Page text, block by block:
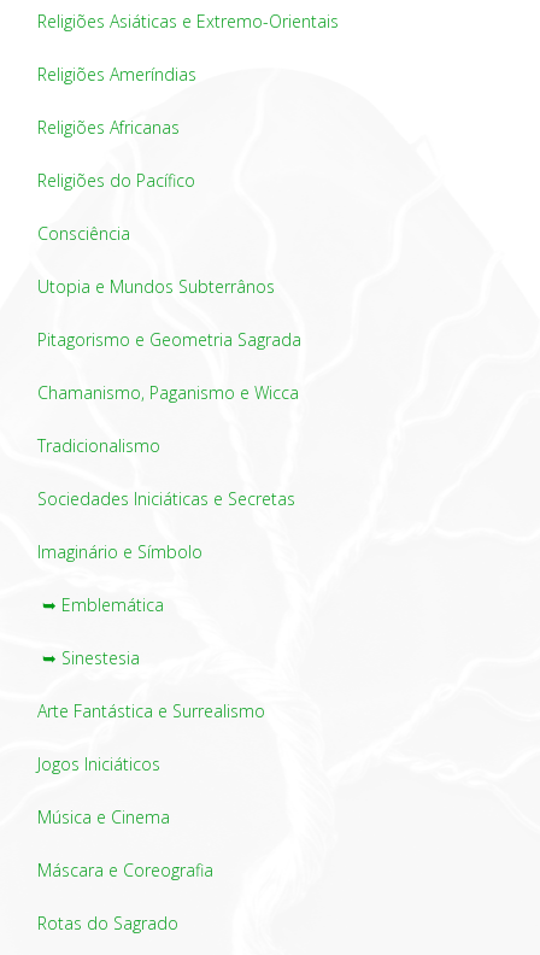
Religiões Asiáticas e Extremo-Orientais
Religiões Ameríndias
Religiões Africanas
Religiões do Pacífico
Consciência
Utopia e Mundos Subterrânos
Pitagorismo e Geometria Sagrada
Chamanismo, Paganismo e Wicca
Tradicionalismo
Sociedades Iniciáticas e Secretas
Imaginário e Símbolo
➥ Emblemática
➥ Sinestesia
Arte Fantástica e Surrealismo
Jogos Iniciáticos
Música e Cinema
Máscara e Coreografia
Rotas do Sagrado